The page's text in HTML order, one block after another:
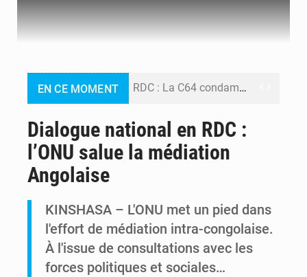
EN CE MOMENT RDC : La C64 condamne les attaques contre l’opposition et maintient la date butoir du 15 août pour la suite des manifestations
Comment des milliers d’Africains protègent et font fructifier leur argent avec l’USDT
Dialogue national en RDC :
l’ONU salue la médiation
Angolaise
KINSHASA – L'ONU met un pied dans
l'effort de médiation intra-congolaise.
À l'issue de consultations avec les
forces politiques et sociales…